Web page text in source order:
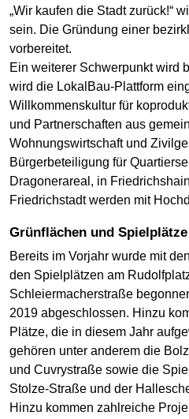
„Wir kaufen die Stadt zurück!“
sein. Die Gründung einer
vorbereitet.
Ein weiterer Schwerpunkt wird
wird die LokalBau-Plattform
Willkommenskultur für
und Partnerschaften aus
Wohnungswirtschaft und
Bürgerbeteiligung für
Dragonerareal, in
Friedrichstadt werden mit
Grünflächen und Spielplätze
Bereits im Vorjahr wurde mit
den Spielplätzen am
Schleiermacherstraße
2019 abgeschlossen. Hinzu
Plätze, die in diesem Jahr
gehören unter anderem die
und Cuvrystraße sowie die
Stolze-Straße und der
Hinzu kommen zahlreiche